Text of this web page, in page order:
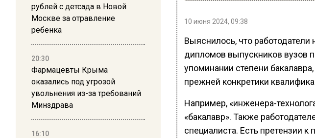
рублей с детсада в Новой
Москве за отравление
ребенка
20:30
Фармацевты Крыма
оказались под угрозой
увольнения из-за требований
Минздрава
16:10
10 июня 2024, 09:38
Выяснилось, что
дипломов выпускников вузов
упоминании степени
прежней конкретики
Например, «инженера-
«бакалавр». Также
специалиста. Есть претензии